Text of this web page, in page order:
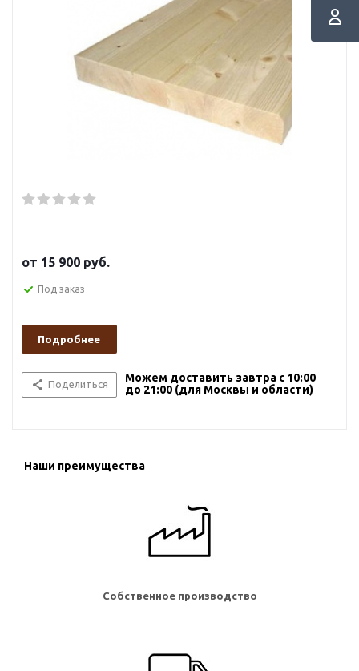
от 15 900 руб.
Под заказ
Подробнее
Поделиться
Можем доставить завтра с 10:00
до 21:00 (для Москвы и области)
Наши преимущества
Собственное производство